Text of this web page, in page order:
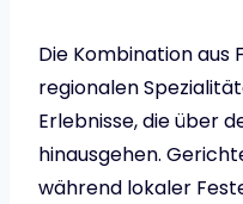
Die Kombination aus
regionalen
Erlebnisse, die über
hinausgehen.
während lokaler